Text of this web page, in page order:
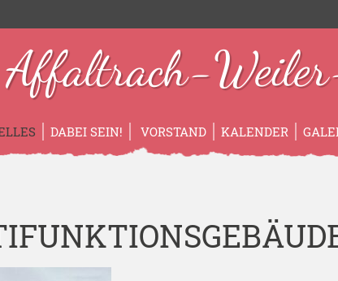
DABEI SEIN! VORSTAND KALENDER